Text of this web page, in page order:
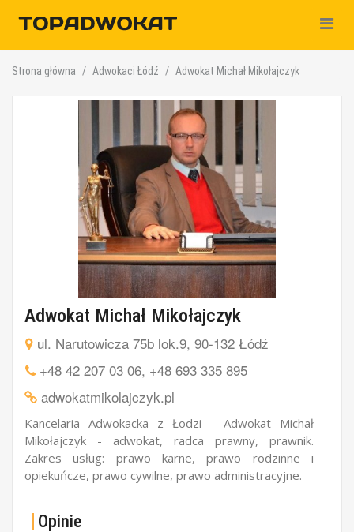
Strona główna Adwokaci Łódź Adwokat Michał Mikołajczyk
Adwokat Michał Mikołajczyk
ul. Narutowicza 75b lok.9, 90-132 Łódź
+48 42 207 03 06, +48 693 335 895
adwokatmikolajczyk.pl
Kancelaria Adwokacka z Łodzi - Adwokat Michał
Mikołajczyk - adwokat, radca prawny, prawnik.
Zakres usług: prawo karne, prawo rodzinne i
opiekuńcze, prawo cywilne, prawo administracyjne.
Opinie